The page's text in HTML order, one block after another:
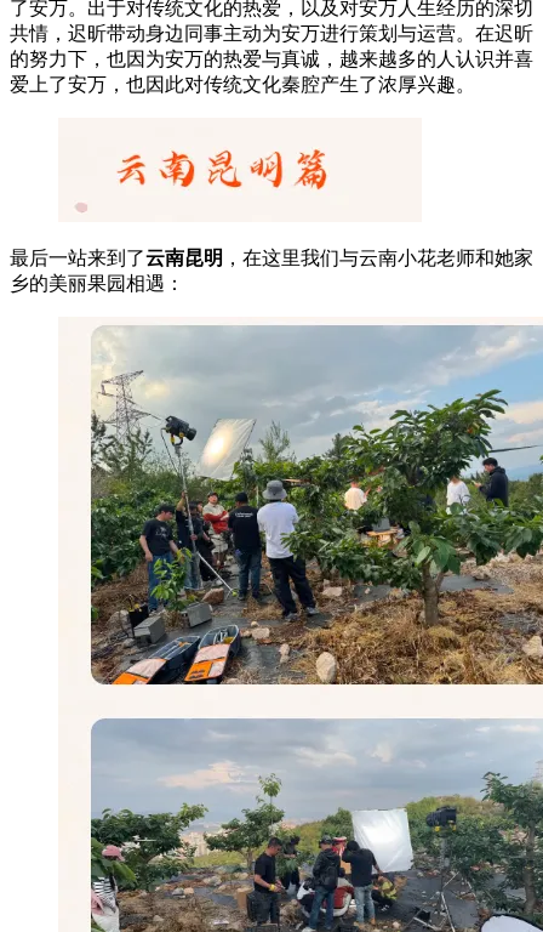
了安万。出于对传统文化的热爱，以及对安万人生经历的深切
共情，迟昕带动身边同事主动为安万进行策划与运营。在迟昕
的努力下，也因为安万的热爱与真诚，越来越多的人认识并喜
爱上了安万，也因此对传统文化秦腔产生了浓厚兴趣。
最后一站来到了云南昆明 ，在这里我们与云南小花老师和她家
乡的美丽果园相遇：